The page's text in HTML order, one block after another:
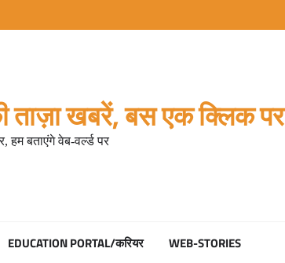
ताज़ा खबरें, बस एक क्लिक पर
बताएंगे वेब-वर्ल्ड पर
EDUCATION PORTAL/करियर WEB-STORIES